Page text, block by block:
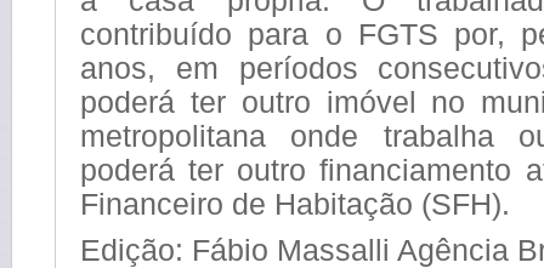
contribuído para o FGTS por,
anos, em períodos
poderá ter outro imóvel no
metropolitana onde trabalha
poderá ter outro financiamento
Financeiro de Habitação (SFH).
Edição: Fábio Massalli Agência